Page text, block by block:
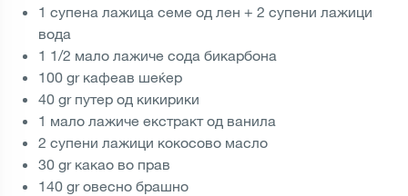
1 супена лажица семе од лен + 2 супени лажици
вода
1 1/2 мало лажиче сода бикарбона
100 gr кафеав шеќер
40 gr путер од кикирики
1 мало лажиче екстракт од ванила
2 супени лажици кокосово масло
30 gr какао во прав
140 gr овесно брашно